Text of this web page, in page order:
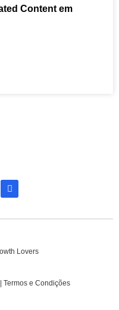
Content em
Lovers
Termos e Condições